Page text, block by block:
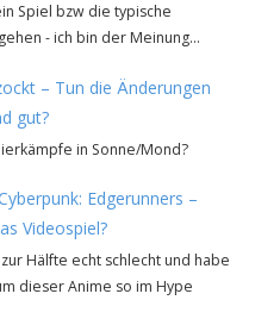
Spiel bzw die typische
- ich bin der Meinung…
– Tun die Änderungen
gut?
in Sonne/Mond?
Edgerunners –
Videospiel?
Hälfte echt schlecht und habe
dieser Anime so im Hype